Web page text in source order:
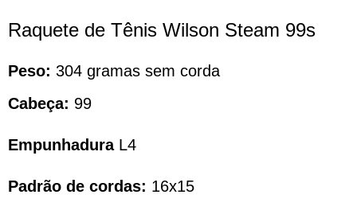
Raquete de Tênis Wilson Steam 99s
Peso: 304 gramas sem corda
Cabeça: 99
Empunhadura L4
Padrão de cordas: 16x15